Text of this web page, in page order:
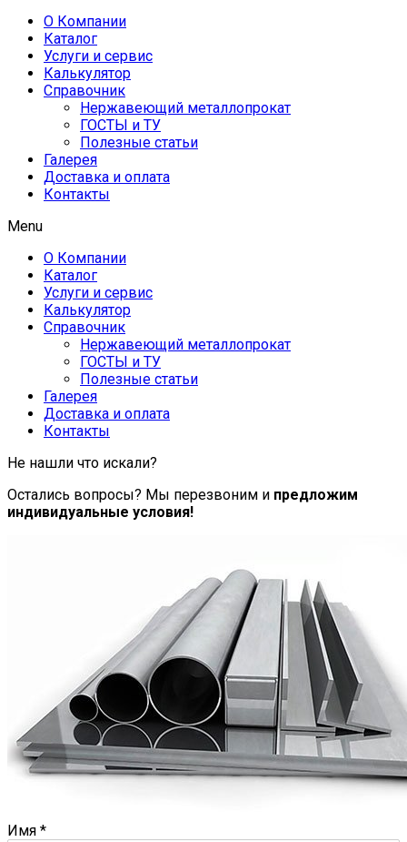
О Компании
Каталог
Услуги и сервис
Калькулятор
Справочник
Нержавеющий металлопрокат
ГОСТЫ и ТУ
Полезные статьи
Галерея
Доставка и оплата
Контакты
Menu
О Компании
Каталог
Услуги и сервис
Калькулятор
Справочник
Нержавеющий металлопрокат
ГОСТЫ и ТУ
Полезные статьи
Галерея
Доставка и оплата
Контакты
Не нашли что искали?
Остались вопросы? Мы перезвоним и предложим
индивидуальные условия!
Имя *